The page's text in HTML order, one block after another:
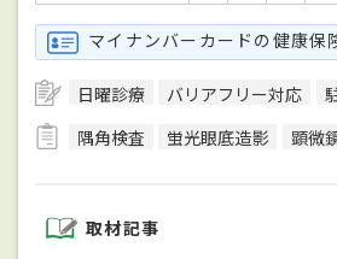
マイナンバーカードの健康保
日曜診療 バリアフリー対応
隅角検査
蛍光眼底造影 顕微
取材記事